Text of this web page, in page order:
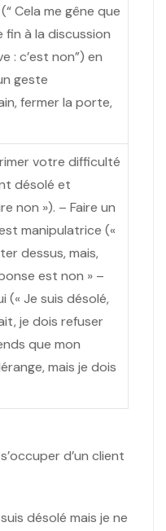
Cela me gêne que
à la discussion
: c’est non”) en
geste
fermer la porte,
votre difficulté
désolé et
non »). – Faire un
manipulatrice («
dessus, mais,
est non » –
(« Je suis désolé,
je dois refuser
que mon
mais je dois
d’un client
désolé mais je ne